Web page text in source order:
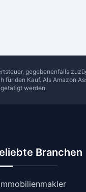
gegebenenfalls
den Kauf. Als Amazon
werden.
Branchen